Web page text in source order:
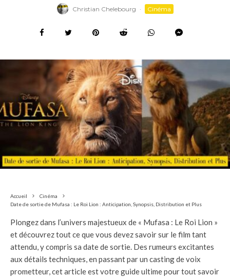
Christian Chelebourg · Cinéma
Accueil
Cinéma
Date de sortie de Mufasa : Le Roi Lion : Anticipation, Synopsis, Distribution et Plus
Plongez dans l’univers majestueux de « Mufasa : Le Roi Lion »
et découvrez tout ce que vous devez savoir sur le film tant
attendu, y compris sa date de sortie. Des rumeurs excitantes
aux détails techniques, en passant par un casting de voix
prometteur, cet article est votre guide ultime pour tout savoir